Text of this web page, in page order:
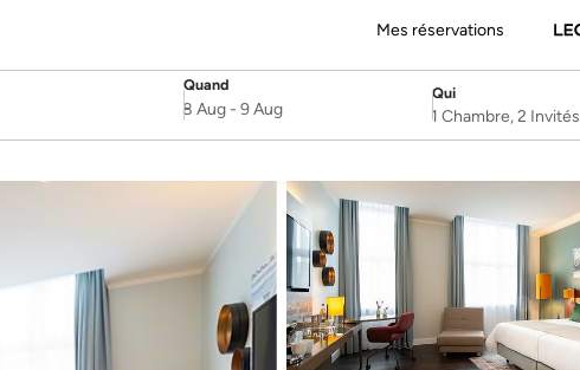
Mes réservations
Quand
SelectDate
8 Aug- 9 Aug
Qui
Username
1 Chambre, 2 Invités